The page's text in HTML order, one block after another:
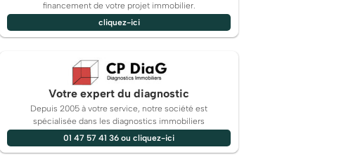
financement de votre projet immobilier.
cliquez-ici
Votre expert du diagnostic
Depuis 2005 à votre service, notre société est
spécialisée dans les diagnostics immobiliers
01 47 57 41 36 ou cliquez-ici